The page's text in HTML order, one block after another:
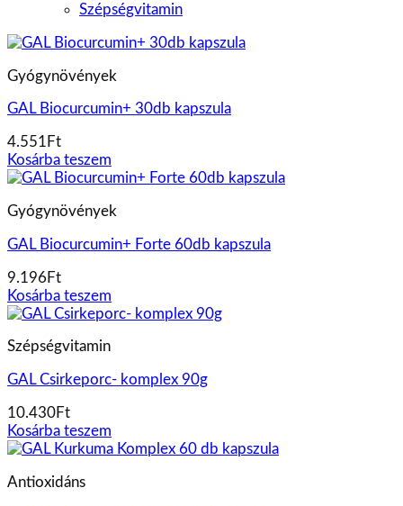
Szépségvitamin
Gyógynövények
GAL Biocurcumin+ 30db kapszula
4.551 Ft
Kosárba teszem
Gyógynövények
GAL Biocurcumin+ Forte 60db kapszula
9.196 Ft
Kosárba teszem
Szépségvitamin
GAL Csirkeporc- komplex 90g
10.430Ft
Kosárba teszem
Antioxidáns